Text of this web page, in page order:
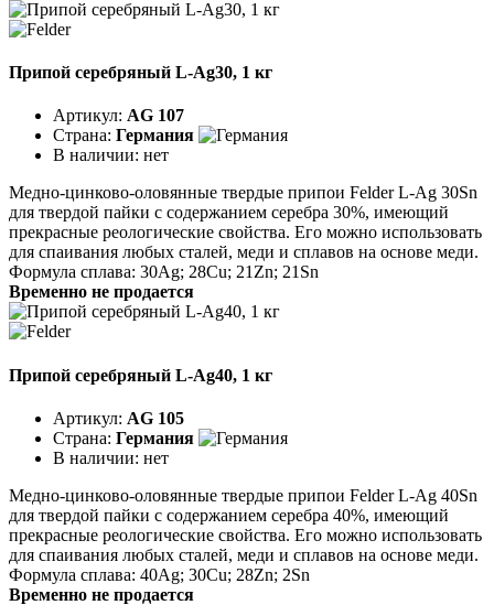
Припой серебряный L-Ag30, 1 кг
Артикул: AG 107
Страна: Германия
В наличии: нет
Медно-цинково-оловянные твердые припои Felder L-Ag 30Sn
для твердой пайки с содержанием серебра 30%, имеющий
прекрасные реологические свойства. Его можно использовать
для спаивания любых сталей, меди и сплавов на основе меди.
Формула сплава: 30Ag; 28Cu; 21Zn; 21Sn
Временно не продается
Припой серебряный L-Ag40, 1 кг
Артикул: AG 105
Страна: Германия
В наличии: нет
Медно-цинково-оловянные твердые припои Felder L-Ag 40Sn
для твердой пайки с содержанием серебра 40%, имеющий
прекрасные реологические свойства. Его можно использовать
для спаивания любых сталей, меди и сплавов на основе меди.
Формула сплава: 40Ag; 30Cu; 28Zn; 2Sn
Временно не продается